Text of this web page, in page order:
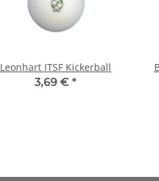
Leonhart ITSF Kickerball
3,69 € *